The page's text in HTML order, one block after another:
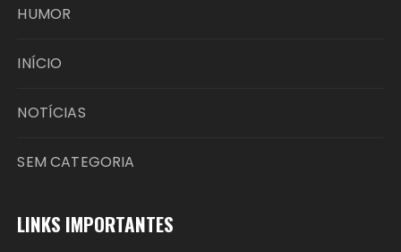
HUMOR
INÍCIO
NOTÍCIAS
SEM CATEGORIA
LINKS IMPORTANTES